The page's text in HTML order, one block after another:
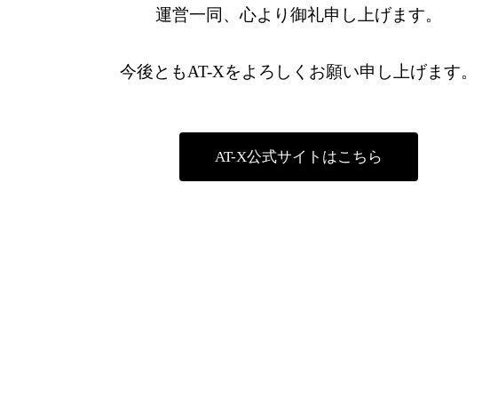
運営一同、心より御礼申し上げます。
今後ともAT-Xをよろしくお願い申し上げます。
AT-X公式サイトはこちら